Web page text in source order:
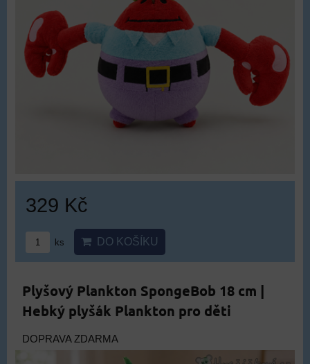
329 Kč
ks DO KOŠÍKU
Plyšový Plankton SpongeBob 18 cm |
Hebký plyšák Plankton pro děti
DOPRAVA ZDARMA